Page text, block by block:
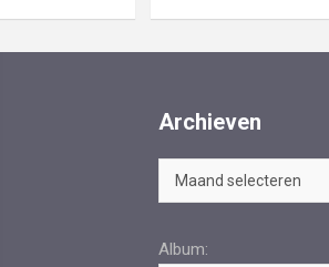
Archieven
Archieven
Album: